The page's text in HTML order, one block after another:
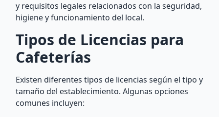
y requisitos legales relacionados con la seguridad,
higiene y funcionamiento del local.
Tipos de Licencias para
Cafeterías
Existen diferentes tipos de licencias según el tipo y
tamaño del establecimiento. Algunas opciones
comunes incluyen: